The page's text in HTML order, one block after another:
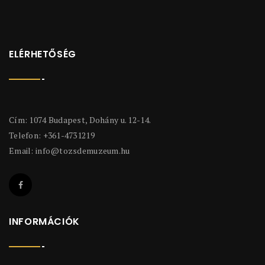
ELÉRHETŐSÉG
Cím: 1074 Budapest, Dohány u. 12-14.
Telefon: +361-4731219
Email: info@tozsdemuzeum.hu
INFORMÁCIÓK